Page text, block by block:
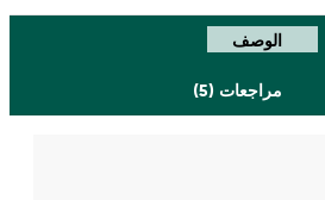
الوصف
مراجعات (5)